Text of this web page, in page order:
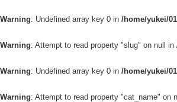
Warning: Undefined array key 0 in /home/yukei/
Warning: Attempt to read property "slug" on null in
Warning: Undefined array key 0 in /home/yukei/
Warning: Attempt to read property "cat_name" on